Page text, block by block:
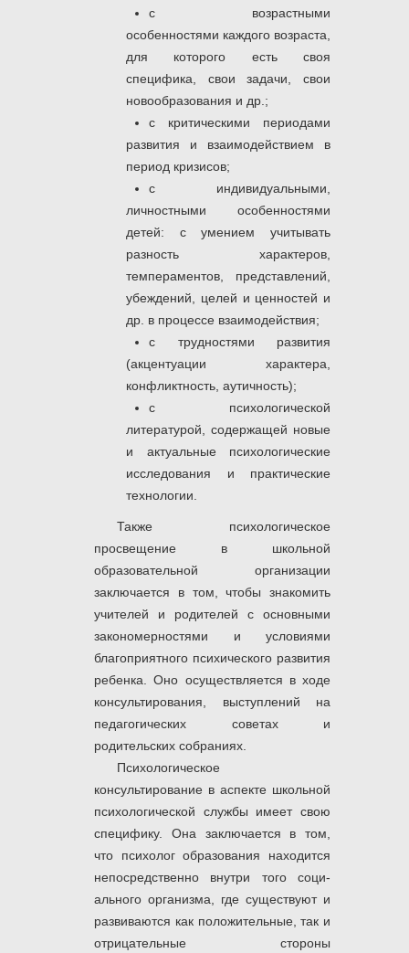
с возрастными
особенностями каждого возраста,
для которого есть своя
специфика, свои задачи, свои
новообразования и др.;
с критическими периодами
развития и взаимодействием в
период кризисов;
с индивидуальными,
личностными особенностями
детей: с умением учитывать
разность характеров,
темпераментов, представлений,
убеждений, целей и ценностей и
др. в процессе взаимодействия;
с трудностями развития
(акцентуации характера,
конфликтность, аутичность);
с психологической
литературой, содержащей новые
и актуальные психоло­гические
исследования и практические
технологии.
Также психологическое
просвещение в школьной
образовательной организации
заключается в том, чтобы знакомить
учителей и родителей с основными
закономерностями и условиями
благоприятного психического развития
ребенка. Оно осуществляется в ходе
консультирования, выступлений на
педагогических советах и
родительских собраниях.
Психологическое
консультирование в аспекте школьной
психологической службы имеет свою
специфику. Она заключается в том,
что психолог образования находится
непосредственно внутри того соци­
ального организма, где существуют и
развива­ются как положительные, так и
отрицательные стороны